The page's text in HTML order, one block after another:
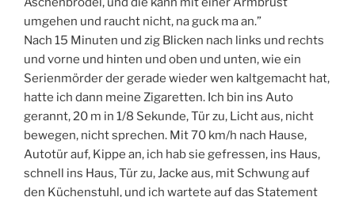
umgehen und raucht nicht, na guck ma an.”
Nach 15 Minuten und zig Blicken nach links und rechts
und vorne und hinten und oben und unten, wie ein
Serienmörder der gerade wieder wen kaltgemacht hat,
hatte ich dann meine Zigaretten. Ich bin ins Auto
gerannt, 20 m in 1/8 Sekunde, Tür zu, Licht aus, nicht
bewegen, nicht sprechen. Mit 70 km/h nach Hause,
Autotür auf, Kippe an, ich hab sie gefressen, ins Haus,
schnell ins Haus, Tür zu, Jacke aus, mit Schwung auf
den Küchenstuhl, und ich wartete auf das Statement